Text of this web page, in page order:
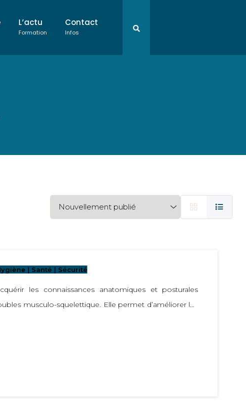
L’actu
Formation
Contact
Infos
| Santé | Sécurité
les connaissances anatomiques et posturales
musculo-squelettique. Elle permet d’améliorer les